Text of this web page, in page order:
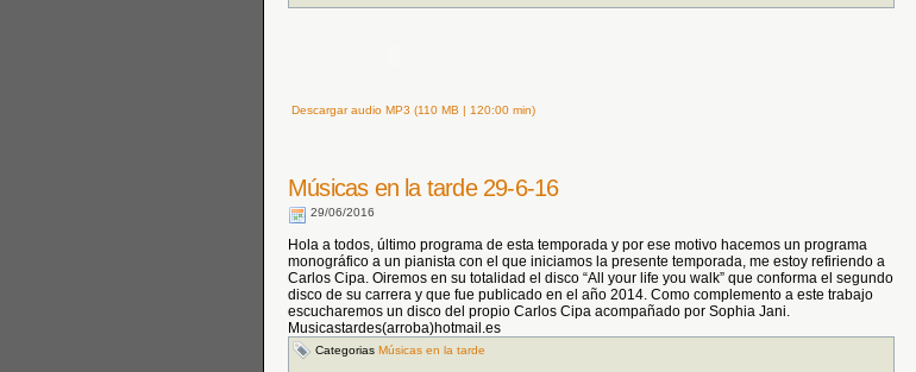
Descargar audio MP3 (110 MB | 120:00 min)
Músicas en la tarde 29-6-16
29/06/2016
Hola a todos, último programa de esta temporada y por ese motivo hacemos un programa
monográfico a un pianista con el que iniciamos la presente temporada, me estoy refiriendo a
Carlos Cipa. Oiremos en su totalidad el disco “All your life you walk” que conforma el segundo
disco de su carrera y que fue publicado en el año 2014. Como complemento a este trabajo
escucharemos un disco del propio Carlos Cipa acompañado por Sophia Jani.
Musicastardes(arroba)hotmail.es
Categorias Músicas en la tarde